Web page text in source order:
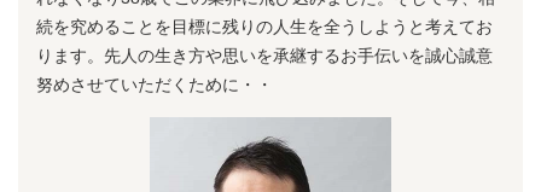
続を究めることを⽬標に残りの⼈⽣を全うしようと考えてお
ります。先⼈の⽣き⽅や思いを承継するお⼿伝いを誠⼼誠意
努めさせていただくために・・